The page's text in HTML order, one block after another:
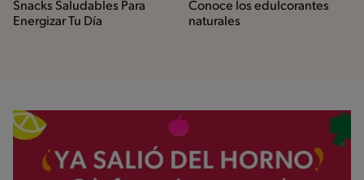
Snacks Saludables Para
Energizar Tu Día
Conoce los edulcorantes
naturales